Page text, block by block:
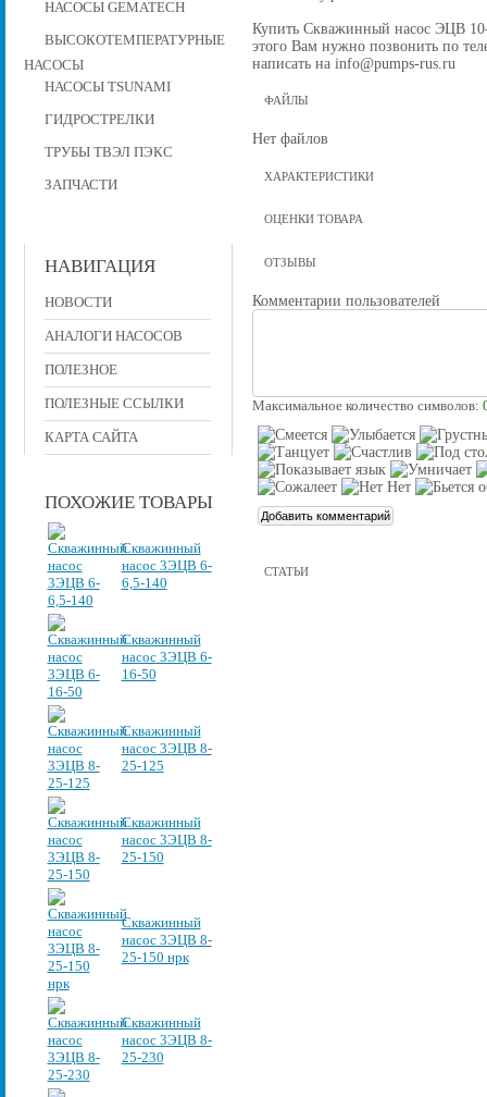
НАСОСЫ GEMATECH
ВЫСОКОТЕМПЕРАТУРНЫЕ
НАСОСЫ
НАСОСЫ TSUNAMI
ГИДРОСТРЕЛКИ
ТРУБЫ ТВЭЛ ПЭКС
ЗАПЧАСТИ
НАВИГАЦИЯ
НОВОСТИ
АНАЛОГИ НАСОСОВ
ПОЛЕЗНОЕ
ПОЛЕЗНЫЕ ССЫЛКИ
КАРТА САЙТА
ПОХОЖИЕ ТОВАРЫ
Скважинный
насос 3ЭЦВ 6-
6,5-140
Скважинный
насос 3ЭЦВ 6-
16-50
Скважинный
насос 3ЭЦВ 8-
25-125
Скважинный
насос 3ЭЦВ 8-
25-150
Скважинный
насос 3ЭЦВ 8-
25-150 нрк
Скважинный
насос 3ЭЦВ 8-
25-230
Купить Скважинный насос ЭЦВ
этого Вам нужно позвонить по
написать на info@pumps-rus.ru
ФАЙЛЫ
Нет файлов
ХАРАКТЕРИСТИКИ
ОЦЕНКИ ТОВАРА
ОТЗЫВЫ
Комментарии пользователей
Максимальное количество символов:
СТАТЬИ